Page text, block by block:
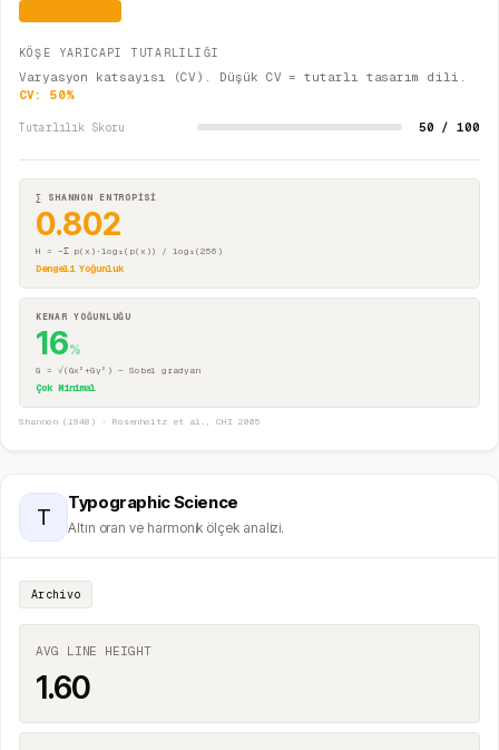
KÖŞE YARICAPI TUTARLILIĞI
Varyasyon katsayısı (CV). Düşük CV = tutarlı tasarım dili.
CV: 50%
Tutarlılık Skoru 50 / 100
∑ SHANNON ENTROPİSİ
0.802
H = −Σ p(x)·log₂(p(x)) / log₂(256)
Dengeli Yoğunluk
KENAR YOĞUNLUĞU
16%
G = √(Gx²+Gy²) — Sobel gradyan
Çok Minimal
Shannon (1948) · Rosenholtz et al., CHI 2005
T
Typographic Science
Altın oran ve harmonik ölçek analizi.
Archivo
AVG LINE HEIGHT
1.60